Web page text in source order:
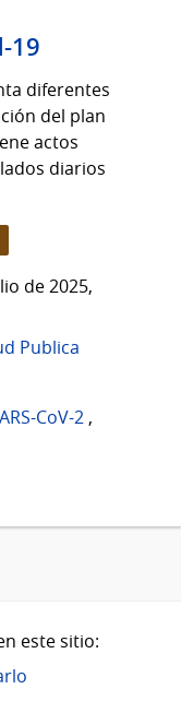
19
diferentes
del plan
actos
diarios
de 2025,
Publica
CoV-2 ,
este sitio: